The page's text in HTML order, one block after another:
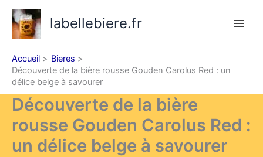
Aller
contenu
labellebiere.fr
Accueil
Bieres
Découverte de la bière rousse Gouden Carolus Red : un
délice belge à savourer
Découverte de la bière
rousse Gouden Carolus Red :
un délice belge à savourer